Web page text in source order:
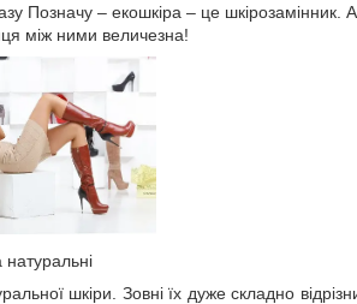
Позначу – екошкіра – це шкірозамінник.
між ними величезна!
шкіри. Зовні їх дуже складно